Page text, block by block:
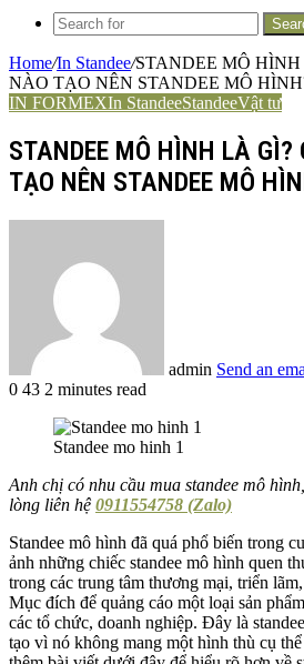
Home/In Standee/STANDEE MÔ
NÀO TẠO NÊN STANDEE MÔ
IN FORMEXIn StandeeStandeeVật tư
STANDEE MÔ HÌNH LÀ GÌ?
TẠO NÊN STANDEE MÔ
admin Send an
0 43 2 minutes read
Standee mo hinh 1
Anh chị có nhu cầu mua standee mô
lòng liên hệ0911554758 (Zalo)
Standee mô hình đã quá phổ biến trong
ảnh những chiếc standee mô hình quen
trong các trung tâm thương mại, triển
Mục đích để quảng cáo một loại sản
các tổ chức, doanh nghiệp. Đây là
tạo vì nó không mang một hình thù cụ